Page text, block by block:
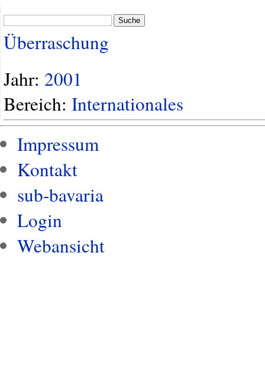
Suche
Überraschung
Jahr: 2001
Bereich: Internationales
Impressum
Kontakt
sub-bavaria
Login
Webansicht